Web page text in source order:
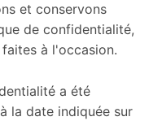
et conservons
de confidentialité,
à l'occasion.
a été
la date indiquée sur